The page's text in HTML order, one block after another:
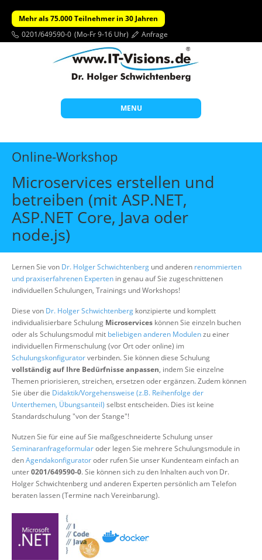
Mehr als 75.000 Teilnehmer in 30 Jahren
0201/649590-0 (Mo-Fr 9-16 Uhr) Anfrage
MENU
Start
Themen
Beratung
Individuelle Schulungen
Offene Seminare
Über uns
Suche
Online-Workshop
Microservices erstellen und
betreiben (mit ASP.NET,
ASP.NET Core, Java oder
node.js)
Lernen Sie von Dr. Holger Schwichtenberg und anderen renommierten
und praxiserfahrenen Experten in genau auf Sie zugeschnittenen
individuellen Schulungen, Trainings und Workshops!
Diese von Dr. Holger Schwichtenberg konzipierte und komplett
individualisierbare Schulung Microservices können Sie einzeln buchen
oder als Schulungsmodul mit beliebigen anderen Modulenzu einer
individuellen Firmenschulung (vor Ort oder online) im
Schulungskonfiguratorverbinden. Sie können diese Schulung
vollständig auf Ihre Bedürfnisse anpassen, indem Sie einzelne
Themen priorisieren, streichen, ersetzen oder ergänzen. Zudem können
Sie über die Didaktik/Vorgehensweise (z.B. Reihenfolge der
Unterthemen, Übungsanteil) selbst entscheiden. Dies ist keine
Standardschulung "von der Stange"!
Nutzen Sie für eine auf Sie maßgeschneiderte Schulung unser
Seminaranfrageformularoder legen Sie mehrere Schulungsmodule in
denAgendakonfiguratoroder rufen Sie unser Kundenteam einfach an
unter0201/649590-0. Sie können sich zu den Inhalten auch von Dr.
Holger Schwichtenberg und anderen Experten persönlich am Telefon
beraten lassen (Termine nach Vereinbarung).